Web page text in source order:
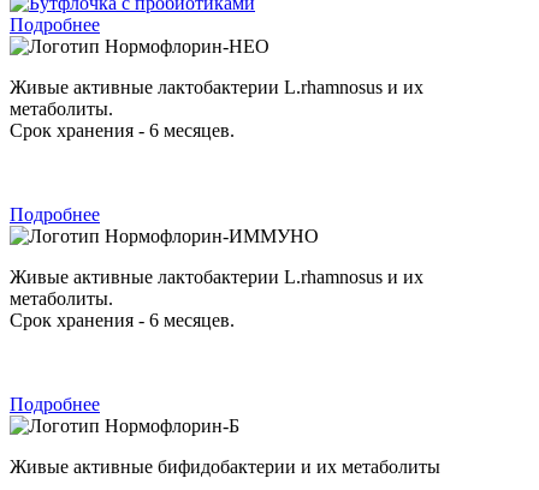
Подробнее
Нормофлорин-НЕО
Живые активные лактобактерии L.rhamnosus и их
метаболиты.
Срок хранения - 6 месяцев.
Подробнее
Нормофлорин-ИММУНО
Живые активные лактобактерии L.rhamnosus и их
метаболиты.
Срок хранения - 6 месяцев.
Подробнее
Нормофлорин-Б
Живые активные бифидобактерии и их метаболиты